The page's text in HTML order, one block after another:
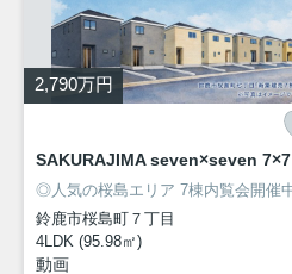
2,790万円
SAKURAJIMA seven×seven 7×7
鈴鹿市桜島町７丁目
4LDK (95.98㎡)
動画